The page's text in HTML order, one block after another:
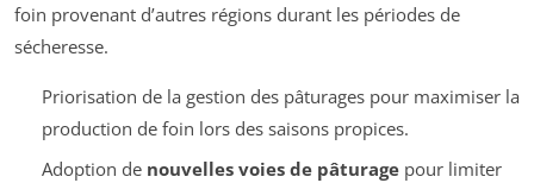
foin provenant d’autres régions durant les périodes de
sécheresse.
Priorisation de la gestion des pâturages pour maximiser la
production de foin lors des saisons propices.
Adoption de nouvelles voies de pâturagepour limiter